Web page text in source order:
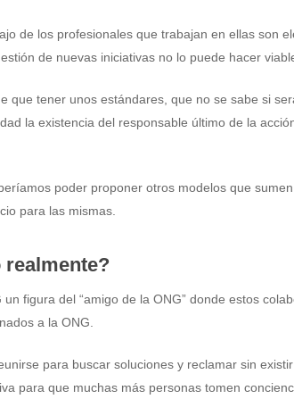
de los profesionales que trabajan en ellas son
de nuevas iniciativas no lo puede hacer
tener unos estándares, que no se sabe si
la existencia del responsable último de la
poder proponer otros modelos que
para las mismas.
figura del “amigo de la ONG” donde estos
a la ONG.
para buscar soluciones y reclamar sin
para que muchas más personas tomen